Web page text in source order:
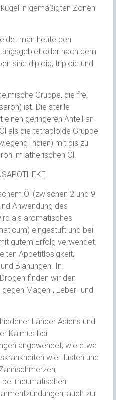
in gemäßigten Zonen
man heute den
oder nach dem
sind diploid, triploid und
Gruppe, die frei
ist. Die sterile
geringeren Anteil an
als die tetraploide Gruppe
Indien) mit bis zu
im ätherischen Öl.
Öl (zwischen 2 und 9
Anwendung des
als aromatisches
eingestuft und bei
gutem Erfolg verwendet.
Appetitlosigkeit,
Blähungen. In
finden wir den
Magen-, Leber- und
Länder Asiens und
Kalmus bei
angewendet, wie etwa
wie Husten und
bei rheumatischen
auch zur